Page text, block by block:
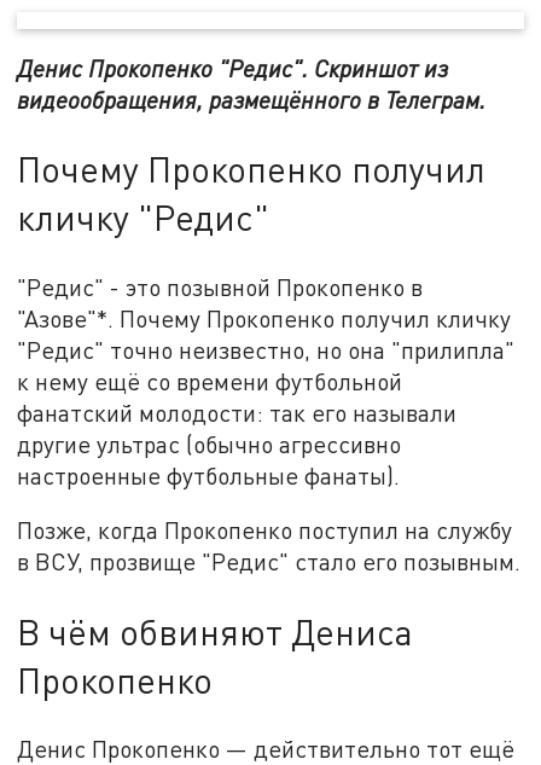
Денис Прокопенко "Редис". Скриншот из
видеообращения, размещённого в Телеграм.
Почему Прокопенко получил
кличку "Редис"
"Редис" - это позывной Прокопенко в
"Азове"*. Почему Прокопенко получил кличку
"Редис" точно неизвестно, но она "прилипла"
к нему ещё со времени футбольной
фанатский молодости: так его называли
другие ультрас (обычно агрессивно
настроенные футбольные фанаты).
Позже, когда Прокопенко поступил на службу
в ВСУ, прозвище "Редис" стало его позывным.
В чём обвиняют Дениса
Прокопенко
Денис Прокопенко — действительно тот ещё